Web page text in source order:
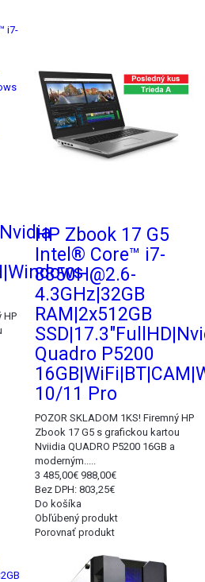
HP
HP Zbook 17 G5
Intel® Core™ i7-
8850H@2.6-
4.3GHz|32GB
RAM|2x512GB
Quadro P5200
10/11 Pro
POZOR SKLADOM 1KS! Firemný HP
Zbook 17 G5 s grafickou kartou
Nviidia QUADRO P5200 16GB a
moderným.....
3 485,00€ 988,00€
Bez DPH: 803,25€
Do košíka
Obľúbený produkt
Porovnať produkt